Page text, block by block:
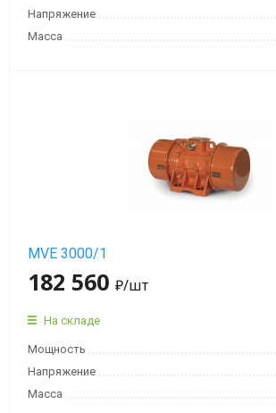
Напряжение
Масса
MVE 3000/1
182 560 ₽/шт
На складе
Мощность
Напряжение
Масса